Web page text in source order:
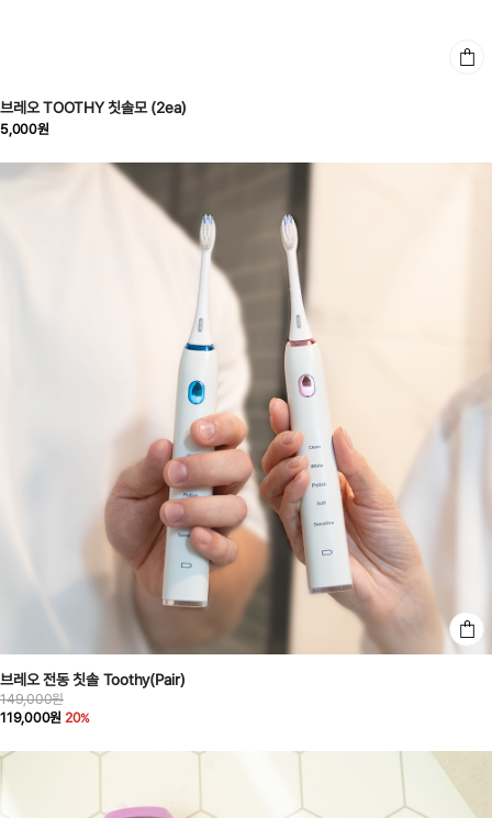
브레오 TOOTHY 칫솔모 (2ea)
5,000원
브레오 전동 칫솔 Toothy(Pair)
149,000원
119,000원 20